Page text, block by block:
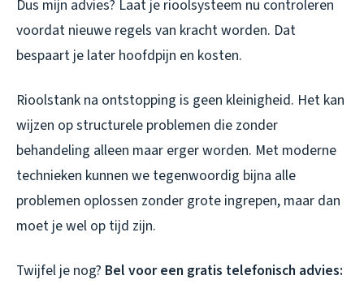
Dus mijn advies? Laat je rioolsysteem nu controleren
voordat nieuwe regels van kracht worden. Dat
bespaart je later hoofdpijn en kosten.
Rioolstank na ontstopping is geen kleinigheid. Het kan
wijzen op structurele problemen die zonder
behandeling alleen maar erger worden. Met moderne
technieken kunnen we tegenwoordig bijna alle
problemen oplossen zonder grote ingrepen, maar dan
moet je wel op tijd zijn.
Twijfel je nog? Bel voor een gratis telefonisch advies: